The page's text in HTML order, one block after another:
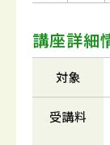
講座詳細
対象
受講料